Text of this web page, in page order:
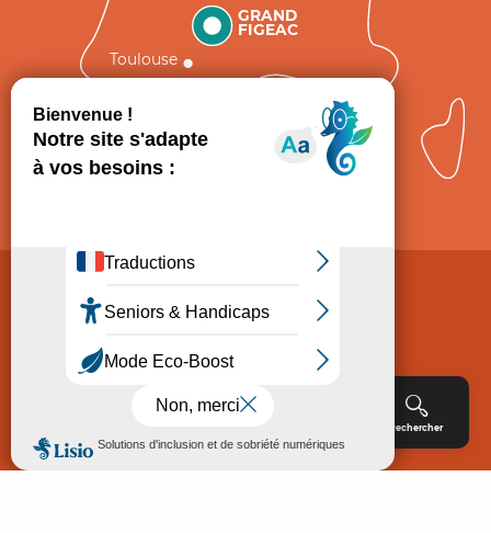
Rechercher
GRAND
FIGEAC
Toulouse
Politique de Protection des données
Consentement
Accessibilité : non conforme